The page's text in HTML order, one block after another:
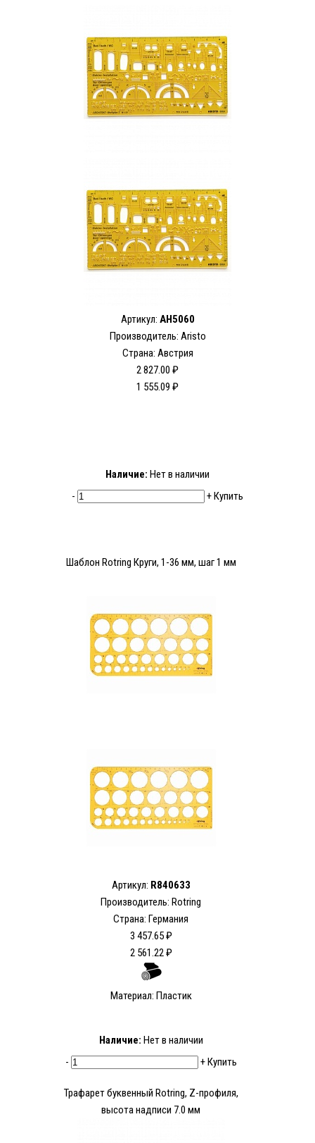
Артикул: AH5060
Производитель: Aristo
Страна: Австрия
2 827.00 ₽
1 555.09 ₽
Наличие: Нет в наличии
-
+Купить
Шаблон Rotring Круги, 1-36 мм, шаг 1 мм
Артикул: R840633
Производитель: Rotring
Страна: Германия
3 457.65 ₽
2 561.22 ₽
Материал: Пластик
Наличие: Нет в наличии
-
+Купить
Трафарет буквенный Rotring, Z-профиля,
высота надписи 7.0 мм